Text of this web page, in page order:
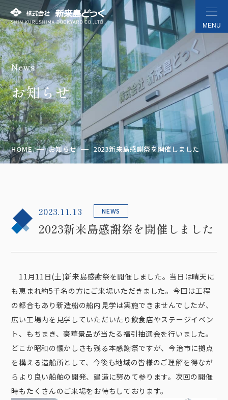
株式会社 新来島どっく
MENU
News
お知らせ
HOME お知らせ 2023新来島感謝祭を開催しました
2023.11.13 NEWS
2023新来島感謝祭を開催しました
11月11日(土)新来島感謝祭を開催しました。当日は晴天に
も恵まれ約5千名の方にご来場いただきました。今回は工程
の都合もあり新造船の船内見学は実施できませんでしたが、
広い工場内を見学していただいたり飲食店やステージイベン
ト、もちまき、豪華景品が当たる福引抽選会を行いました。
どこか昭和の懐かしさも残る本感謝祭ですが、今治市に拠点
を構える造船所として、今後も地域の皆様のご理解を得なが
らより良い船舶の開発、建造に努めて参ります。次回の開催
時もたくさんのご来場をお待ちしております。